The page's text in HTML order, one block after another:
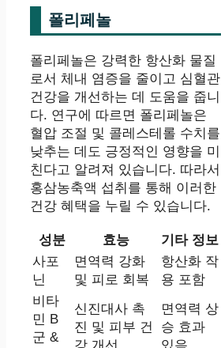
폴리페놀
폴리페놀은 강력한 항산화 물질
로서 체내 염증을 줄이고 심혈관
건강을 개선하는 데 도움을 줍니
다. 연구에 따르면 폴리페놀은
혈압 조절 및 콜레스테롤 수치를
낮추는 데도 긍정적인 영향을 미
친다고 알려져 있습니다. 따라서
홍삼농축액 섭취를 통해 이러한
건강 혜택을 누릴 수 있습니다.
성분 효능
기타 정보
사포
닌
면역력 강화
및 피로 회복
항산화 작
용 포함
비타
민 B
군 &
신진대사 촉
진 및 피부 건
면역력 상
승 효과